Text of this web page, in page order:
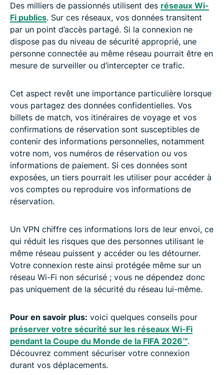
Des milliers de passionnés utilisent des réseaux Wi-
Fi publics. Sur ces réseaux, vos données transitent
par un point d’accès partagé. Si la connexion ne
dispose pas du niveau de sécurité approprié, une
personne connectée au même réseau pourrait être en
mesure de surveiller ou d’intercepter ce trafic.
Cet aspect revêt une importance particulière lorsque
vous partagez des données confidentielles. Vos
billets de match, vos itinéraires de voyage et vos
confirmations de réservation sont susceptibles de
contenir des informations personnelles, notamment
votre nom, vos numéros de réservation ou vos
informations de paiement. Si ces données sont
exposées, un tiers pourrait les utiliser pour accéder à
vos comptes ou reproduire vos informations de
réservation.
Un VPN chiffre ces informations lors de leur envoi, ce
qui réduit les risques que des personnes utilisant le
même réseau puissent y accéder ou les détourner.
Votre connexion reste ainsi protégée même sur un
réseau Wi-Fi non sécurisé ; vous ne dépendez donc
pas uniquement de la sécurité du réseau lui-même.
Pour en savoir plus: voici quelques conseils pour
préserver votre sécurité sur les réseaux Wi-Fi
pendant la Coupe du Monde de la FIFA 2026™️.
Découvrez comment sécuriser votre connexion
durant vos déplacements.